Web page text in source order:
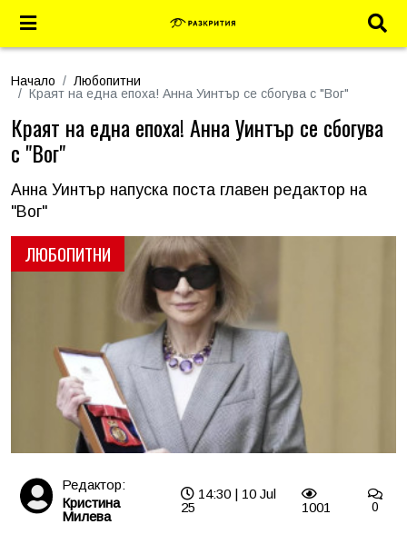
Начало
Любопитни
Краят на една епоха! Анна Уинтър се сбогува с "Вог"
ЛЮБОПИТНИ
Краят на една епоха! Анна Уинтър се сбогува
с "Вог"
Анна Уинтър напуска поста главен редактор на
"Вог"
Редактор:
Кристина
Милева
14:30 | 10 Jul
25
1001 0